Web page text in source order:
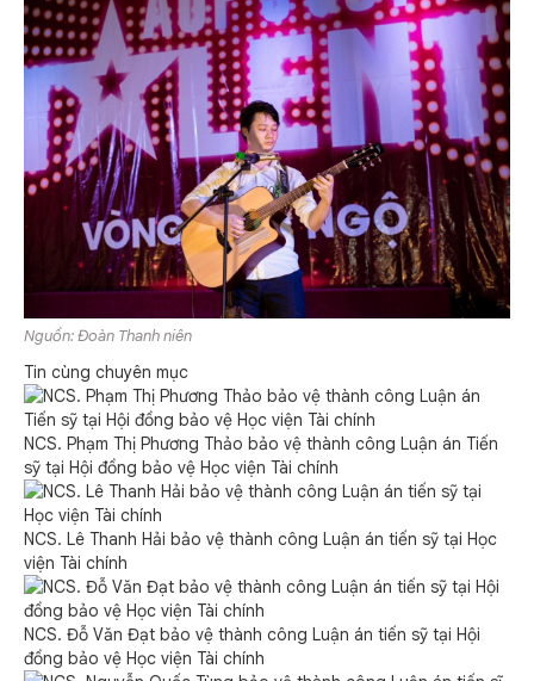
Nguồn: Đoàn Thanh niên
Tin cùng chuyên mục
NCS. Phạm Thị Phương Thảo bảo vệ thành công Luận án Tiến
sỹ tại Hội đồng bảo vệ Học viện Tài chính
NCS. Lê Thanh Hải bảo vệ thành công Luận án tiến sỹ tại Học
viện Tài chính
NCS. Đỗ Văn Đạt bảo vệ thành công Luận án tiến sỹ tại Hội
đồng bảo vệ Học viện Tài chính